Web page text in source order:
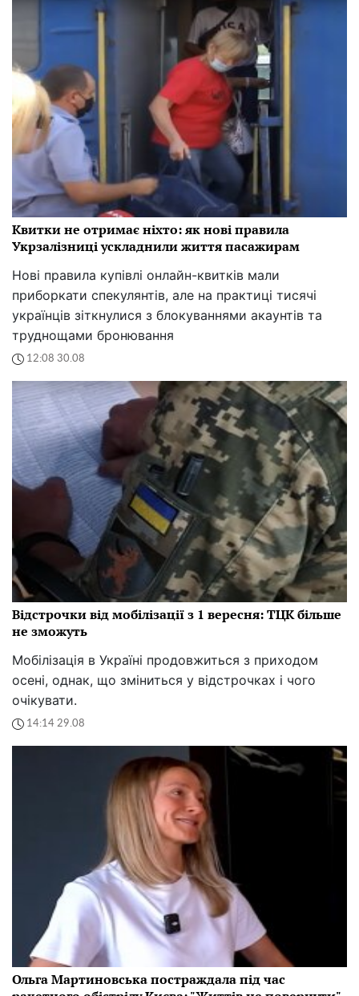
Квитки не отримає ніхто: як нові правила
Укрзалізниці ускладнили життя пасажирам
Нові правила купівлі онлайн-квитків мали
приборкати спекулянтів, але на практиці тисячі
українців зіткнулися з блокуваннями акаунтів та
труднощами бронювання
12:08 30.08
Відстрочки від мобілізації з 1 вересня: ТЦК більше
не зможуть
Мобілізація в Україні продовжиться з приходом
осені, однак, що зміниться у відстрочках і чого
очікувати.
14:14 29.08
Ольга Мартиновська постраждала під час